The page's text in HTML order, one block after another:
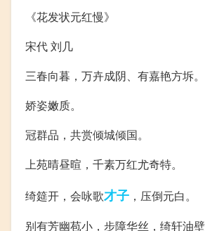
《花发状元红慢》
宋代 刘几
三春向暮，万卉成阴、有嘉艳方坼。
娇姿嫩质。
冠群品，共赏倾城倾国。
上苑晴昼暄，千素万红尤奇特。
绮筵开，会咏歌才子 ，压倒元白。
别有芳幽苞小，步障华丝，绮轩油壁